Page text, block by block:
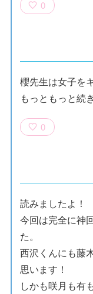
0
櫻先生は女子を
もっともっと続
0
読みましたよ！
今回は完全に神
た。
西沢くんにも藤
思います！
しかも咲月も有